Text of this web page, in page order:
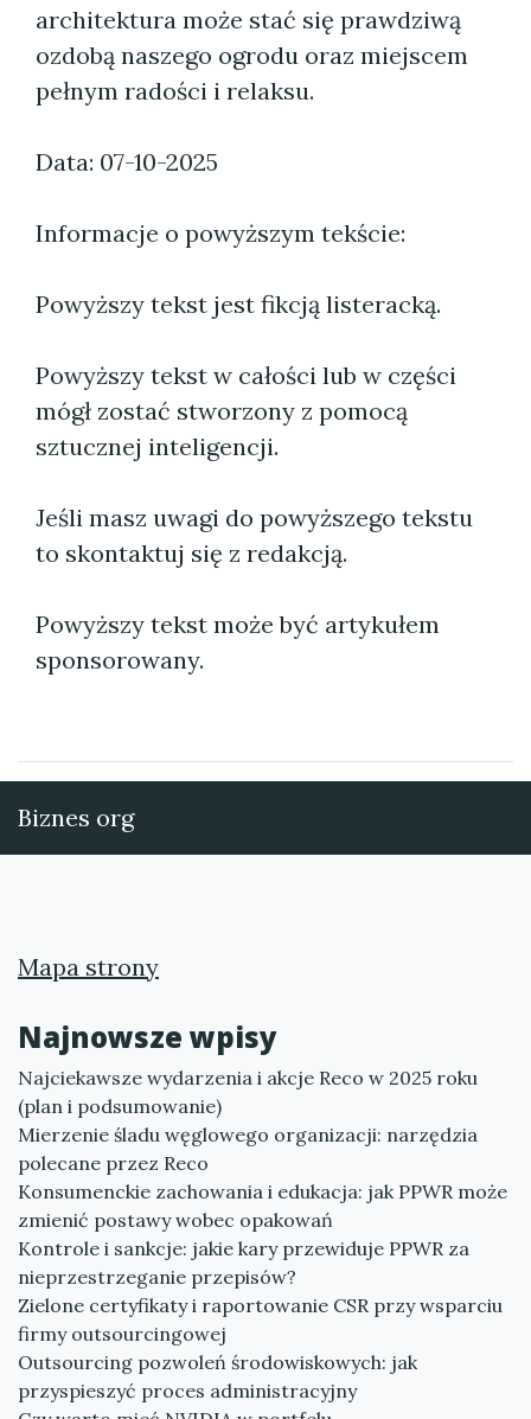
architektura może stać się prawdziwą
ozdobą naszego ogrodu oraz miejscem
pełnym radości i relaksu.
Data: 07-10-2025
Informacje o powyższym tekście:
Powyższy tekst jest fikcją listeracką.
Powyższy tekst w całości lub w części
mógł zostać stworzony z pomocą
sztucznej inteligencji.
Jeśli masz uwagi do powyższego tekstu
to skontaktuj się z redakcją.
Powyższy tekst może być artykułem
sponsorowany.
Biznes org
Mapa strony
Najnowsze wpisy
Najciekawsze wydarzenia i akcje Reco w 2025 roku
(plan i podsumowanie)
Mierzenie śladu węglowego organizacji: narzędzia
polecane przez Reco
Konsumenckie zachowania i edukacja: jak PPWR może
zmienić postawy wobec opakowań
Kontrole i sankcje: jakie kary przewiduje PPWR za
nieprzestrzeganie przepisów?
Zielone certyfikaty i raportowanie CSR przy wsparciu
firmy outsourcingowej
Outsourcing pozwoleń środowiskowych: jak
przyspieszyć proces administracyjny